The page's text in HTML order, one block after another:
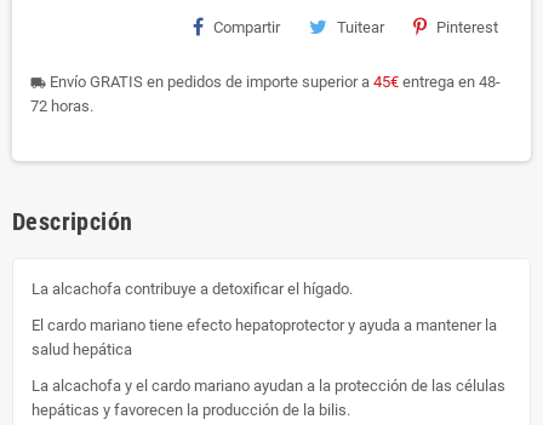
Compartir Tuitear Pinterest
local_shipping Envío GRATIS en pedidos de importe superior a 45€ entrega en 48-
72 horas.
Descripción
La alcachofa contribuye a detoxificar el hígado.
El cardo mariano tiene efecto hepatoprotector y ayuda a mantener la
salud hepática
La alcachofa y el cardo mariano ayudan a la protección de las células
hepáticas y favorecen la producción de la bilis.